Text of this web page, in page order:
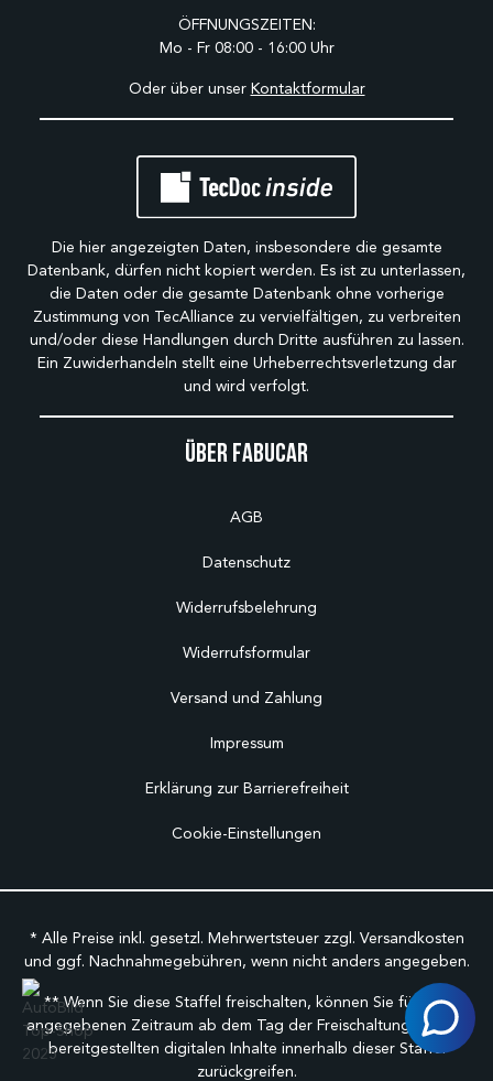
Über Fabucar
AGB
Datenschutz
Widerrufsbelehrung
Widerrufsformular
Versand und Zahlung
Impressum
Erklärung zur Barrierefreiheit
Cookie-Einstellungen
ÖFFNUNGSZEITEN:
Mo - Fr 08:00 - 16:00 Uhr
Oder über unser Kontaktformular
Die hier angezeigten Daten, insbesondere die gesamte
Datenbank, dürfen nicht kopiert werden. Es ist zu unterlassen,
die Daten oder die gesamte Datenbank ohne vorherige
Zustimmung von TecAlliance zu vervielfältigen, zu verbreiten
und/oder diese Handlungen durch Dritte ausführen zu lassen.
Ein Zuwiderhandeln stellt eine Urheberrechtsverletzung dar
und wird verfolgt.
* Alle Preise inkl. gesetzl. Mehrwertsteuer zzgl. Versandkosten
und ggf. Nachnahmegebühren, wenn nicht anders angegeben.
** Wenn Sie diese Staffel freischalten, können Sie für den
angegebenen Zeitraum ab dem Tag der Freischaltung auf alle
bereitgestellten digitalen Inhalte innerhalb dieser Staffel
zurückgreifen.